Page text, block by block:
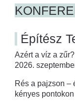
Építész
Azért a víz a
2026.
Rés a pajzson –
kényes